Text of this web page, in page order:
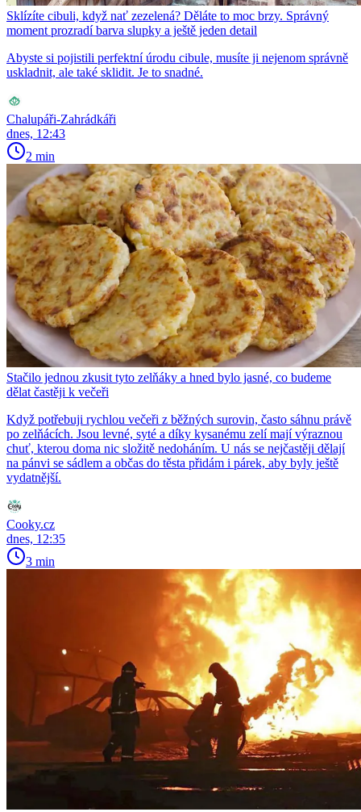
Sklízíte cibuli, když nať zezelená? Děláte to moc brzy. Správný
moment prozradí barva slupky a ještě jeden detail
Abyste si pojistili perfektní úrodu cibule, musíte ji nejenom správně
uskladnit, ale také sklidit. Je to snadné.
Chalupáři-Zahrádkáři
dnes, 12:43
2 min
Stačilo jednou zkusit tyto zelňáky a hned bylo jasné, co budeme
dělat častěji k večeři
Když potřebuji rychlou večeři z běžných surovin, často sáhnu právě
po zelňácích. Jsou levné, syté a díky kysanému zelí mají výraznou
chuť, kterou doma nic složitě nedoháním. U nás se nejčastěji dělají
na pánvi se sádlem a občas do těsta přidám i párek, aby byly ještě
vydatnější.
Cooky.cz
dnes, 12:35
3 min